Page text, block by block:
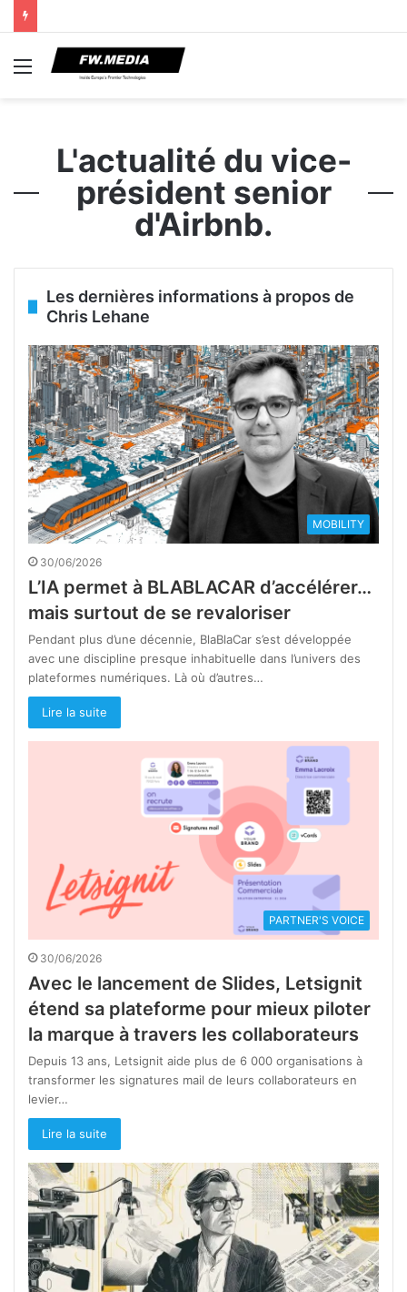
Menu
L'actualité du vice-
président senior
d'Airbnb.
Les dernières informations à propos de
Chris Lehane
MOBILITY
30/06/2026
L’IA permet à BLABLACAR d’accélérer…
mais surtout de se revaloriser
Pendant plus d’une décennie, BlaBlaCar s’est développée
avec une discipline presque inhabituelle dans l’univers des
plateformes numériques. Là où d’autres…
Lire la suite
PARTNER'S VOICE
30/06/2026
Avec le lancement de Slides, Letsignit
étend sa plateforme pour mieux piloter
la marque à travers les collaborateurs
Depuis 13 ans, Letsignit aide plus de 6 000 organisations à
transformer les signatures mail de leurs collaborateurs en
levier…
Lire la suite